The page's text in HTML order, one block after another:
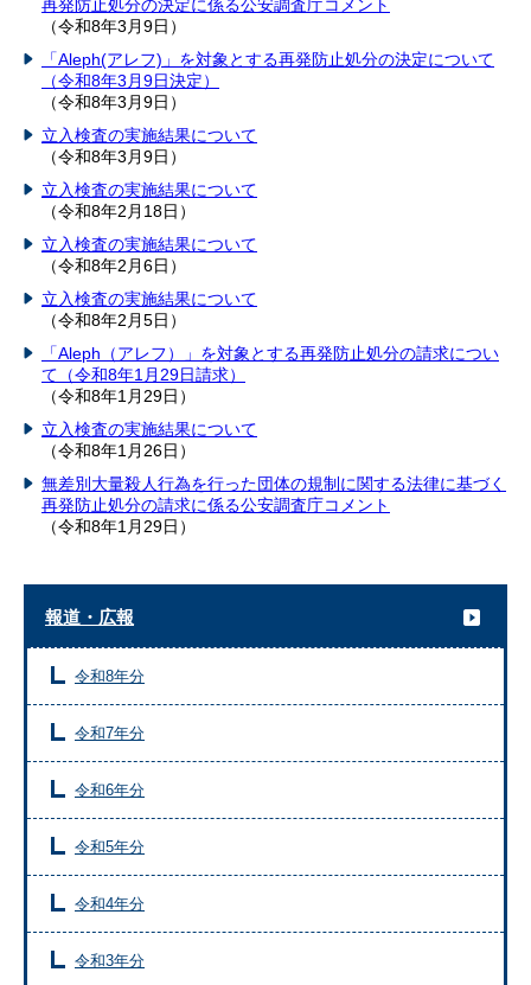
再発防止処分の決定に係る公安調査庁コメント
（令和8年3月9日）
「Aleph(アレフ)」を対象とする再発防止処分の決定について
（令和8年3月9日決定）
（令和8年3月9日）
立入検査の実施結果について
（令和8年3月9日）
立入検査の実施結果について
（令和8年2月18日）
立入検査の実施結果について
（令和8年2月6日）
立入検査の実施結果について
（令和8年2月5日）
「Aleph（アレフ）」を対象とする再発防止処分の請求につい
て（令和8年1月29日請求）
（令和8年1月29日）
立入検査の実施結果について
（令和8年1月26日）
無差別大量殺人行為を行った団体の規制に関する法律に基づく
再発防止処分の請求に係る公安調査庁コメント
（令和8年1月29日）
報道・広報
令和8年分
令和7年分
令和6年分
令和5年分
令和4年分
令和3年分